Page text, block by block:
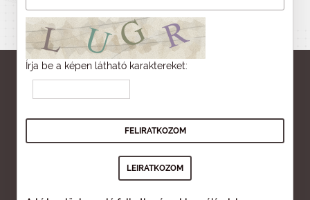
Írja be a képen látható karaktereket: